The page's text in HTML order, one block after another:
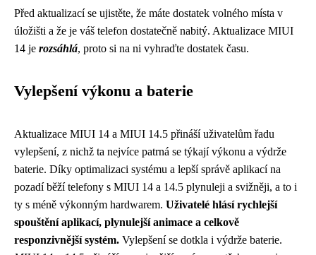
Před aktualizací se ujistěte, že máte dostatek volného místa v
úložišti a že je váš telefon dostatečně nabitý. Aktualizace MIUI
14 je rozsáhlá, proto si na ni vyhraďte dostatek času.
Vylepšení výkonu a baterie
Aktualizace MIUI 14 a MIUI 14.5 přináší uživatelům řadu
vylepšení, z nichž ta nejvíce patrná se týkají výkonu a výdrže
baterie. Díky optimalizaci systému a lepší správě aplikací na
pozadí běží telefony s MIUI 14 a 14.5 plynuleji a svižněji, a to i
ty s méně výkonným hardwarem. Uživatelé hlásí rychlejší
spouštění aplikací, plynulejší animace a celkově
responzivnější systém. Vylepšení se dotkla i výdrže baterie.